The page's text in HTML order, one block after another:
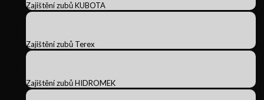
Zajištění zubů KUBOTA
Zajištění zubů Terex
Zajištění zubů HIDROMEK